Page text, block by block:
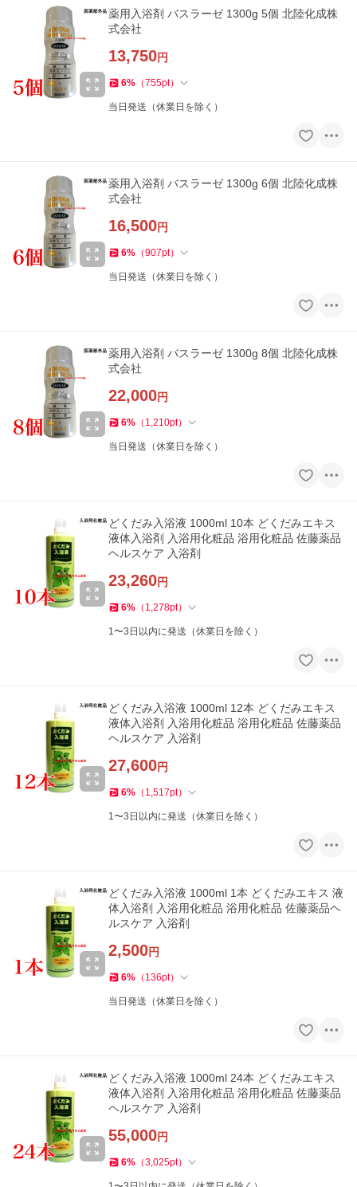
薬用入浴剤 バスラーゼ 1300g 5個 北陸化成株
式会社
13,750円
6% （755pt）
当日発送（休業日を除く）
薬用入浴剤 バスラーゼ 1300g 6個 北陸化成株
式会社
16,500円
6% （907pt）
当日発送（休業日を除く）
薬用入浴剤 バスラーゼ 1300g 8個 北陸化成株
式会社
22,000円
6% （ 1,210pt）
当日発送（休業日を除く）
どくだみ入浴液 1000ml 10本 どくだみエキス
液体入浴剤 入浴用化粧品 浴用化粧品 佐藤薬品
ヘルスケア 入浴剤
23,260円
6% （ 1,278pt）
1〜3日以内に発送（休業日を除く）
どくだみ入浴液 1000ml 12本 どくだみエキス
液体入浴剤 入浴用化粧品 浴用化粧品 佐藤薬品
ヘルスケア 入浴剤
27,600円
6% （ 1,517pt）
1〜3日以内に発送（休業日を除く）
どくだみ入浴液 1000ml 1本 どくだみエキス 液
体入浴剤 入浴用化粧品 浴用化粧品 佐藤薬品ヘ
ルスケア 入浴剤
2,500円
6% （ 136pt）
当日発送（休業日を除く）
どくだみ入浴液 1000ml 24本 どくだみエキス
液体入浴剤 入浴用化粧品 浴用化粧品 佐藤薬品
ヘルスケア 入浴剤
55,000円
6% （3,025pt）